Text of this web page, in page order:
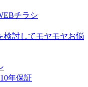
チラシ
検討してモヤモヤお悩
年保証